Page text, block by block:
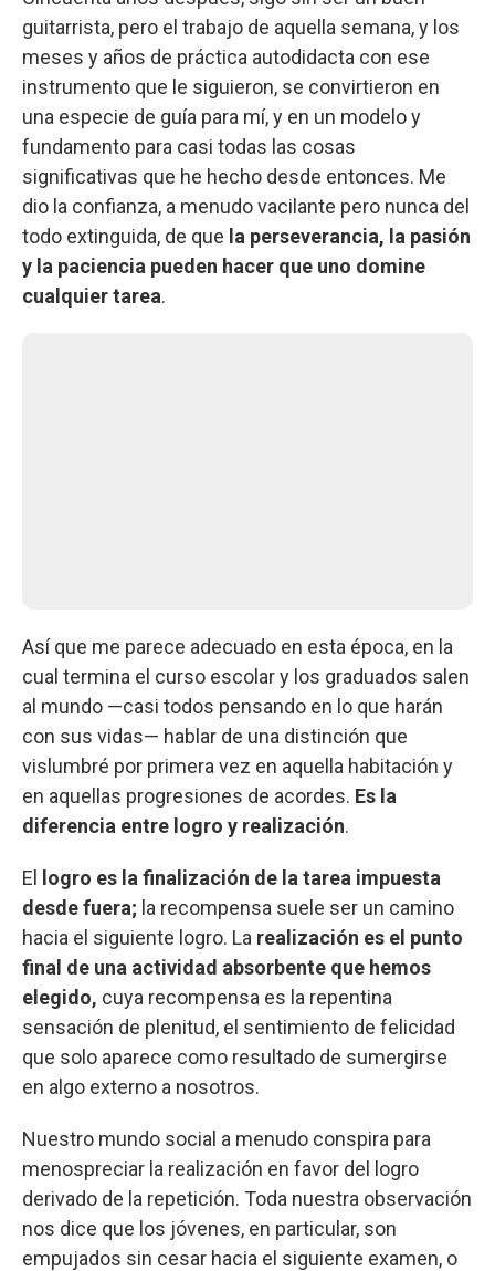
guitarrista, pero el trabajo de aquella semana, y los
meses y años de práctica autodidacta con ese
instrumento que le siguieron, se convirtieron en
una especie de guía para mí, y en un modelo y
fundamento para casi todas las cosas
significativas que he hecho desde entonces. Me
dio la confianza, a menudo vacilante pero nunca del
todo extinguida, de que la perseverancia, la pasión
y la paciencia pueden hacer que uno domine
cualquier tarea.
Así que me parece adecuado en esta época, en la
cual termina el curso escolar y los graduados salen
al mundo —casi todos pensando en lo que harán
con sus vidas— hablar de una distinción que
vislumbré por primera vez en aquella habitación y
en aquellas progresiones de acordes. Es la
diferencia entre logro y realización.
El
logro es la finalización de la tarea impuesta
desde fuera; la recompensa suele ser un camino
hacia el siguiente logro. La realización es el punto
final de una actividad absorbente que hemos
elegido, cuya recompensa es la repentina
sensación de plenitud, el sentimiento de felicidad
que solo aparece como resultado de sumergirse
en algo externo a nosotros.
Nuestro mundo social a menudo conspira para
menospreciar la realización en favor del logro
derivado de la repetición. Toda nuestra observación
nos dice que los jóvenes, en particular, son
empujados sin cesar hacia el siguiente examen, o